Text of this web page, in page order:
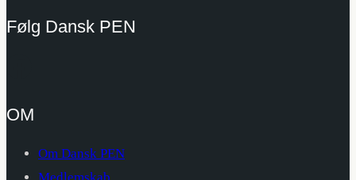
Følg Dansk PEN
OM
Om Dansk PEN